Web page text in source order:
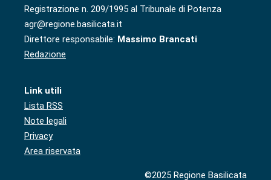
Registrazione n. 209/1995 al Tribunale di Potenza
agr@regione.basilicata.it
Direttore responsabile: Massimo Brancati
Redazione
Link utili
Lista RSS
Note legali
Privacy
Area riservata
©2025 Regione Basilicata